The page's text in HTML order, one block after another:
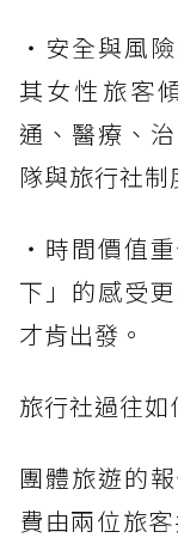
・安全與風
其女性旅客
通、醫療、
隊與旅行社制
・時間價值
下」的感受
才肯出發。
旅行社過往如
團體旅遊的
費由兩位旅